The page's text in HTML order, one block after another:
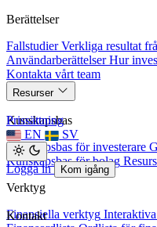
Berättelser
Fallstudier Verkliga resultat
Användarberättelser Hur
Kontakta vårt team
Resurser
Kunskapsbas
Kunskapsbas för investerare
Kunskapsbas för bolag
Verktyg
Finansiella verktyg
Prissättning
EN
SV
Logga in Kom igång
Kontakt